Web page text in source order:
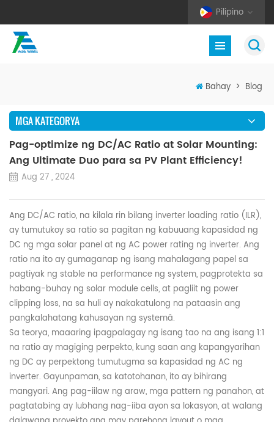
Pilipino
Bahay > Blog
MGA KATEGORYA
Pag-optimize ng DC/AC Ratio at Solar Mounting:
Ang Ultimate Duo para sa PV Plant Efficiency!
Aug 27 , 2024
Ang DC/AC ratio, na kilala rin bilang inverter loading ratio (ILR),
ay tumutukoy sa ratio sa pagitan ng kabuuang kapasidad ng
DC ng mga solar panel at ng AC power rating ng inverter. Ang
ratio na ito ay gumaganap ng isang mahalagang papel sa
pagtiyak ng stable na performance ng system, pagprotekta sa
habang-buhay ng solar module cells, at pagliit ng power
clipping loss, na sa huli ay nakakatulong na pataasin ang
pangkalahatang kahusayan ng systemâ.
Sa teorya, maaaring ipagpalagay ng isang tao na ang isang 1:1
na ratio ay magiging perpekto, kung saan ang kapangyarihan
ng DC ay perpektong tumutugma sa kapasidad ng AC ng
inverter. Gayunpaman, sa katotohanan, ito ay bihirang
mangyari. Ang pag-iilaw ng araw, mga pattern ng panahon, at
pagtatabing ay lubhang nag-iiba ayon sa lokasyon, at walang